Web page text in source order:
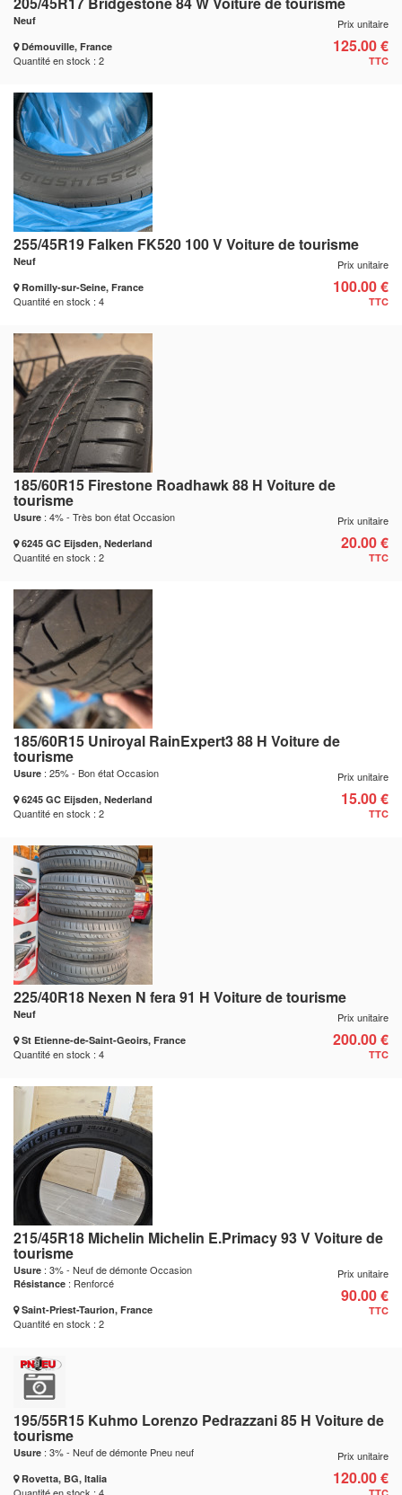
Neuf
Démouville, France
Quantité en stock : 2
Prix unitaire
125.00 €
TTC
255/45R19 Falken FK520 100 V Voiture de tourisme
Neuf
Romilly-sur-Seine, France
Quantité en stock : 4
Prix unitaire
100.00 €
TTC
185/60R15 Firestone Roadhawk 88 H Voiture de
tourisme
Usure : 4% - Très bon état Occasion
6245 GC Eijsden, Nederland
Quantité en stock : 2
Prix unitaire
20.00 €
TTC
185/60R15 Uniroyal RainExpert3 88 H Voiture de
tourisme
Usure : 25% - Bon état Occasion
6245 GC Eijsden, Nederland
Quantité en stock : 2
Prix unitaire
15.00 €
TTC
225/40R18 Nexen N fera 91 H Voiture de tourisme
Neuf
St Etienne-de-Saint-Geoirs, France
Quantité en stock : 4
Prix unitaire
200.00 €
TTC
215/45R18 Michelin Michelin E.Primacy 93 V Voiture de
tourisme
Usure : 3% - Neuf de démonte Occasion
Résistance : Renforcé
Saint-Priest-Taurion, France
Quantité en stock : 2
Prix unitaire
90.00 €
TTC
195/55R15 Kuhmo Lorenzo Pedrazzani 85 H Voiture de
tourisme
Usure : 3% - Neuf de démonte Pneu neuf
Rovetta, BG, Italia
Prix unitaire
120.00 €